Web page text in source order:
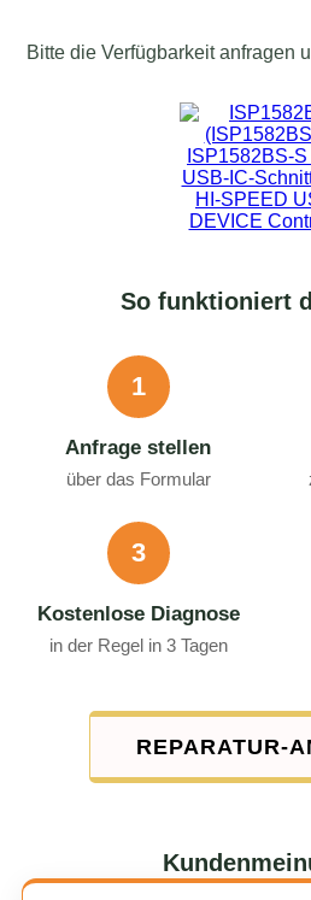
Bitte die Verfügbarkeit anfragen
So funktioniert
1
Anfrage stellen
über das Formular
3
Kostenlose Diagnose
in der Regel in 3 Tagen
REPARATUR-